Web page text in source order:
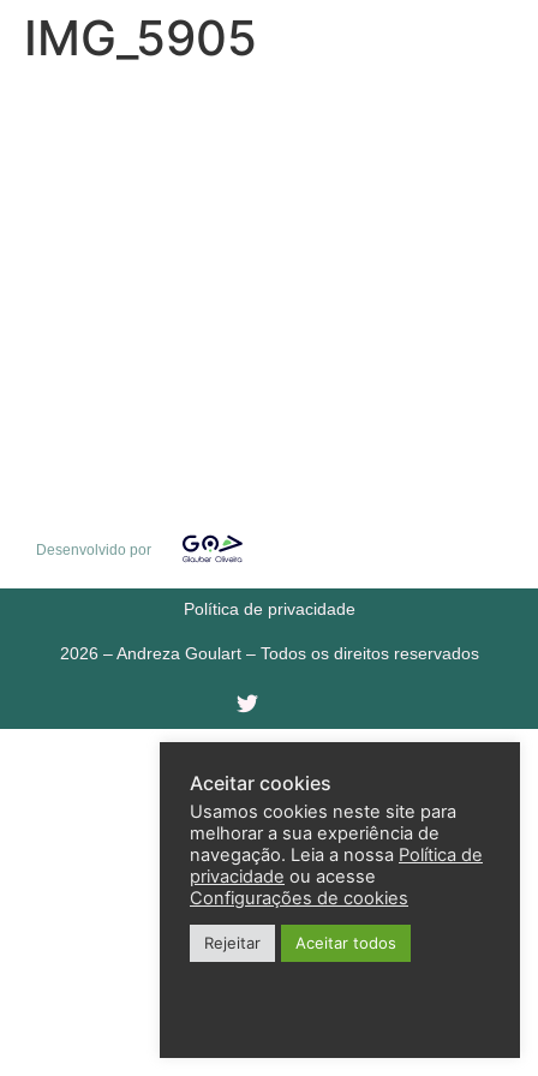
IMG_5905
Desenvolvido por
Política de privacidade
2026 – Andreza Goulart – Todos os direitos reservados
Aceitar cookies
Usamos cookies neste site para
melhorar a sua experiência de
navegação. Leia a nossa Política de
privacidade ou acesse
Configurações de cookies
Rejeitar Aceitar todos